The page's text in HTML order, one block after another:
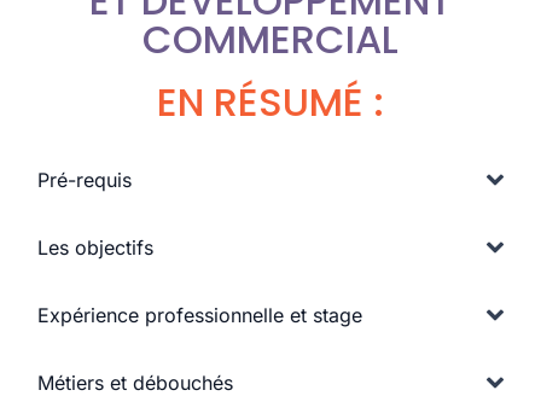
COMMERCIAL
EN RÉSUMÉ :
Pré-requis
Les objectifs
Expérience professionnelle et stage
Métiers et débouchés